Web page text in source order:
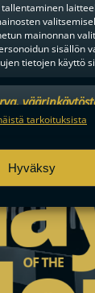
mainonnan
sisällön
tietojen käyttö
ja sisällön
tarkoituksista
Hyväksy